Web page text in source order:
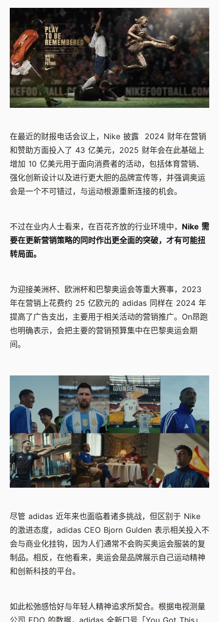
在最近的财报电话会议上，Nike 披露 2024 财年在营销
和赞助方面投入了 43 亿美元，2025 财年会在此基础上
增加 10 亿美元用于面向消费者的活动，包括体育营销、
强化创新设计以及进行更大胆的品牌宣传等，并强调奥运
会是一个不可错过，与运动根源重新连接的机会。
不过在业内人士看来，在百花齐放的行业环境中， Nike 需
要在更新营销策略的同时作出更全面的突破，才有可能扭
转局面。
为迎接美洲杯、欧洲杯和巴黎奥运会等重大赛事，2023
年在营销上花费约 25 亿欧元的 adidas 同样在 2024 年
提高了广告支出，主要用于相关活动的营销推广。On昂跑
也明确表示，会把主要的营销预算集中在巴黎奥运会期
间。
尽管 adidas 近年来也面临着诸多挑战，但区别于 Nike
的激进态度，adidas CEO Bjorn Gulden 表示相关投入不
会与商业化挂钩，因为人们通常不会购买奥运会服装的复
制品。相反，在他看来，奥运会是品牌展示自己运动精神
和创新科技的平台。‍‍‍
如此松弛感恰好与年轻人精神追求所契合。根据电视测量
公司 EDO 的数据，adidas 全新口号「You Got This」